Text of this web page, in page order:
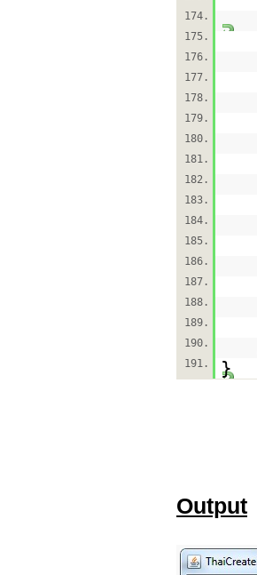
174.
175.
176.
177.
178.
179.
180.
181.
182.
183.
184.
185.
186.
187.
188.
189.
190.
191.
}
Output